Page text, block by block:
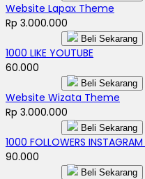
Website Lapax Theme
Rp 3.000.000
Beli Sekarang
1000 LIKE YOUTUBE
60.000
Beli Sekarang
Website Wizata Theme
Rp 3.000.000
Beli Sekarang
1000 FOLLOWERS
90.000
Beli Sekarang